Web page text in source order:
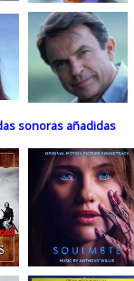
sonoras añadidas